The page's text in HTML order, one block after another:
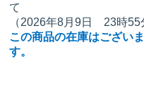
て
（2026年8月9日 23時55
この商品の在庫はござい
す。